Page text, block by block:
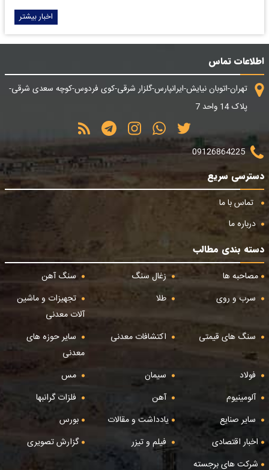
اخبار بیشتر
اطلاعات تماس
تهران-اتوبان نیایش-ایرانپارس-گلزار شرقی-کوی فردوس-کوچه سعدی شرقی-
پلاک 14 واحد 7
09126864225
دسترسی سریع
تماس با ما
درباره ما
دسته بندی مطالب
مصاحبه ها
زغال سنگ
سنگ آهن
سرب و روی
طلا
تجهیزات و ماشین
آلات معدنی
سنگ های قیمتی
اکتشافات معدنی
سایر حوزه های
معدنی
فولاد
سیمان
مس
آلومینیوم
آهن
فلزات گرانبها
سایر صنایع
یادداشت و مقالات
بورس
اخبار اقتصادی
فیلم و تیزر
گزارش تصویری
شرکت های برجسته